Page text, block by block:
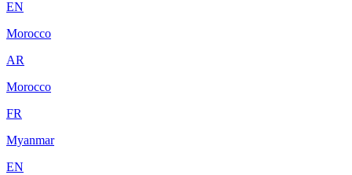
EN
Morocco
AR
Morocco
FR
Myanmar
EN